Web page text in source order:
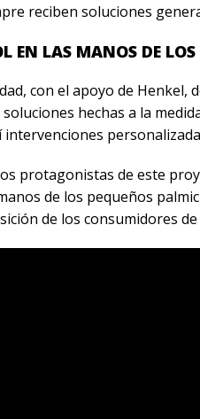
reciben soluciones
EN LAS MANOS DE LOS
con el apoyo de
hechas a la
protagonistas de este
de los pequeños
de los consumidores